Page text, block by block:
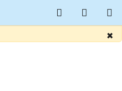
×
Hledat
KOŠÍK